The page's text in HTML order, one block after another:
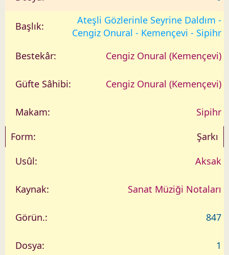
Ateşli Gözlerinle Seyrine Daldım -
Cengiz Onural - Kemençevi - Sipihr
Cengiz Onural (Kemençevi)
Cengiz Onural (Kemençevi)
Sipihr
Şarkı
Aksak
Sanat Müziği Notaları
847
1